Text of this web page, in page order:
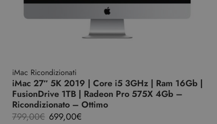
iMac Ricondizionati
iMac 27″ 5K 2019 | Core i5 3GHz | Ram 16Gb |
FusionDrive 1TB | Radeon Pro 575X 4Gb –
Ricondizionato – Ottimo
799,00€ 699,00€